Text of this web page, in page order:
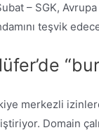
– SGK,
teşvik
merkezli
Domain